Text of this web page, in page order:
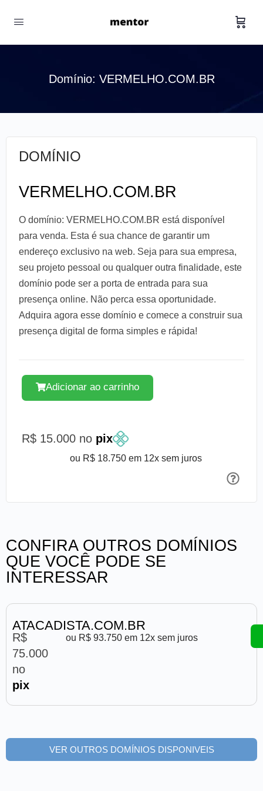
Domínio: VERMELHO.COM.BR
DOMÍNIO
VERMELHO.COM.BR
O domínio: VERMELHO.COM.BR está disponível
para venda. Esta é sua chance de garantir um
endereço exclusivo na web. Seja para sua empresa,
seu projeto pessoal ou qualquer outra finalidade, este
domínio pode ser a porta de entrada para sua
presença online. Não perca essa oportunidade.
Adquira agora esse domínio e comece a construir sua
presença digital de forma simples e rápida!
Adicionar ao carrinho
R$ 15.000 no pix
ou R$ 18.750 em 12x sem juros
CONFIRA OUTROS DOMÍNIOS
QUE VOCÊ PODE SE
INTERESSAR
ATACADISTA.COM.BR
R$
75.000
no
pix
ou R$ 93.750 em 12x sem juros
VER OUTROS DOMÍNIOS DISPONIVEIS